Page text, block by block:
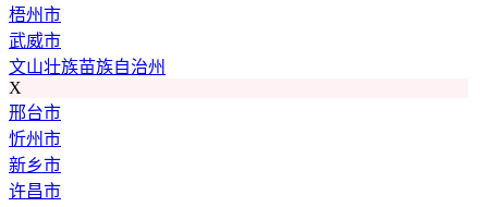
梧州市
武威市
文山壮族苗族自治州
X
邢台市
忻州市
新乡市
许昌市